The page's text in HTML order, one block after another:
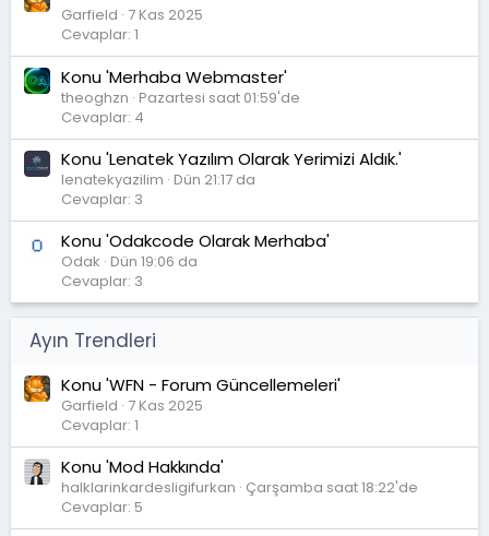
Garfield 7 Kas 2025
Cevaplar: 1
Konu 'Merhaba Webmaster'
theoghzn Pazartesi saat 01:59'de
Cevaplar: 4
Konu 'Lenatek Yazılım Olarak Yerimizi Aldık.'
lenatekyazilim Dün 21:17 da
Cevaplar: 3
Konu 'Odakcode Olarak Merhaba'
Odak Dün 19:06 da
Cevaplar: 3
Ayın Trendleri
Konu 'WFN - Forum Güncellemeleri'
Garfield 7 Kas 2025
Cevaplar: 1
Konu 'Mod Hakkında'
halklarinkardesligifurkan Çarşamba saat 18:22'de
Cevaplar: 5